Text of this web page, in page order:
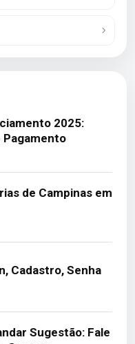
2025:
Pagamento
de Campinas em
Cadastro, Senha
Sugestão: Fale